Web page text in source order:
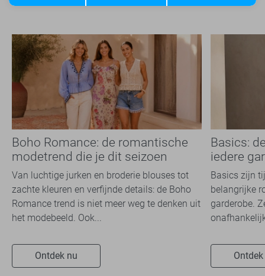
Boho Romance: de romantische
modetrend die je dit seizoen
overal ziet
Van luchtige jurken en broderie blouses tot
zachte kleuren en verfijnde details: de Boho
Romance trend is niet meer weg te denken uit
het modebeeld. Ook...
Ontdek nu
Basics:
iedere
Basics zijn
belangrijke
garderobe.